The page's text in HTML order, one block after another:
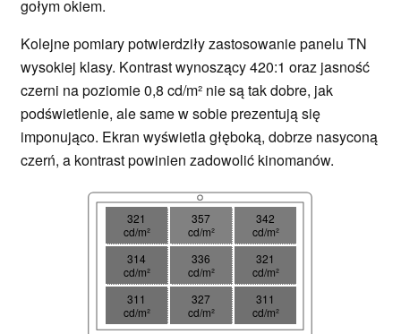
gołym okiem.
Kolejne pomiary potwierdziły zastosowanie panelu TN
wysokiej klasy. Kontrast wynoszący 420:1 oraz jasność
czerni na poziomie 0,8 cd/m² nie są tak dobre, jak
podświetlenie, ale same w sobie prezentują się
imponująco. Ekran wyświetla głęboką, dobrze nasyconą
czerń, a kontrast powinien zadowolić kinomanów.
321
cd/m²
357
cd/m²
342
cd/m²
314
cd/m²
336
cd/m²
321
cd/m²
311
cd/m²
327
cd/m²
311
cd/m²